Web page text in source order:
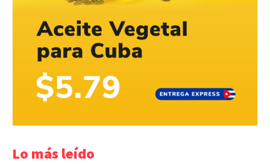
Lo más leído